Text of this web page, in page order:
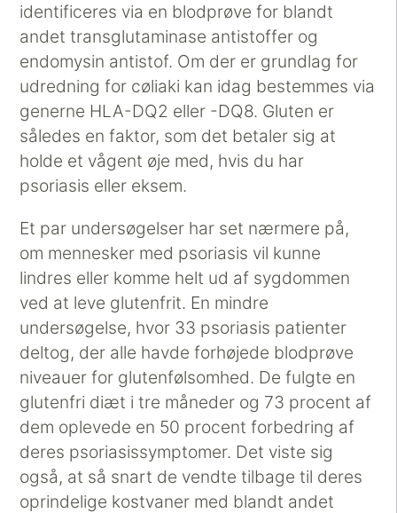
identificeres via en blodprøve for blandt
andet transglutaminase antistoffer og
endomysin antistof. Om der er grundlag for
udredning for cøliaki kan idag bestemmes via
generne HLA-DQ2 eller -DQ8. Gluten er
således en faktor, som det betaler sig at
holde et vågent øje med, hvis du har
psoriasis eller eksem.
Et par undersøgelser har set nærmere på,
om mennesker med psoriasis vil kunne
lindres eller komme helt ud af sygdommen
ved at leve glutenfrit. En mindre
undersøgelse, hvor 33 psoriasis patienter
deltog, der alle havde forhøjede blodprøve
niveauer for glutenfølsomhed. De fulgte en
glutenfri diæt i tre måneder og 73 procent af
dem oplevede en 50 procent forbedring af
deres psoriasissymptomer. Det viste sig
også, at så snart de vendte tilbage til deres
oprindelige kostvaner med blandt andet